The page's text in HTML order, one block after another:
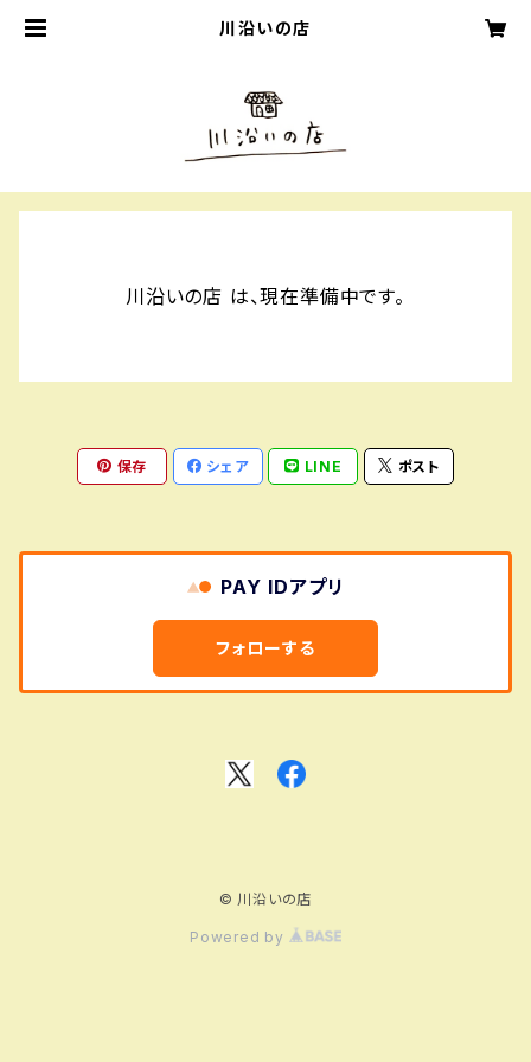
川沿いの店
川沿いの店 は、現在準備中です。
保存 シェア LINE ポスト
PAY IDアプリ
フォローする
© 川沿いの店
Powered by